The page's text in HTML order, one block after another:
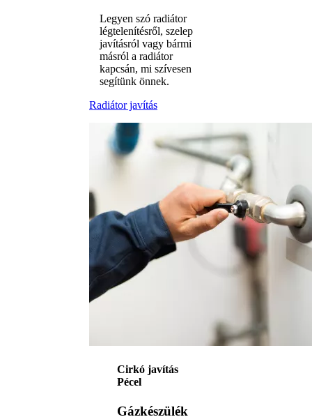
Legyen szó radiátor
légtelenítésről, szelep
javításról vagy bármi
másról a radiátor
kapcsán, mi szívesen
segítünk önnek.
Radiátor javítás
Cirkó javítás
Pécel
Gázkészülék